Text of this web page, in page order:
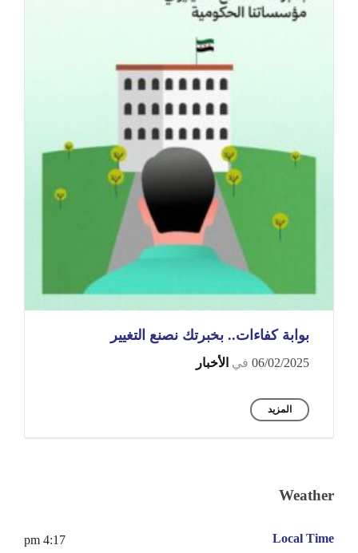
بوابة كفاءات.. بخبرتك نصنع التغيير
06/02/2025 في الأخبار
المزيد
Weather
Local Time
4:17 pm